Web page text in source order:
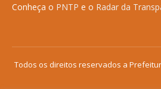
Conheça o PNTP e o Radar da
Todos os direitos reservados a